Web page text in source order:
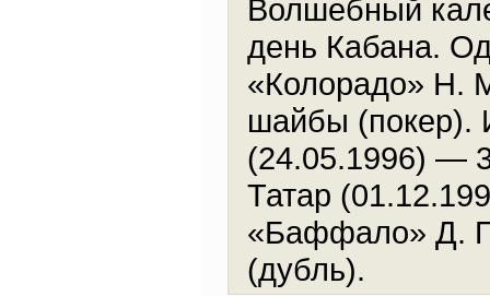
Волшебный
день Кабана.
«Колорадо» Н.
шайбы (покер).
(24.05.1996) —
Татар
«Баффало» Д.
(дубль).